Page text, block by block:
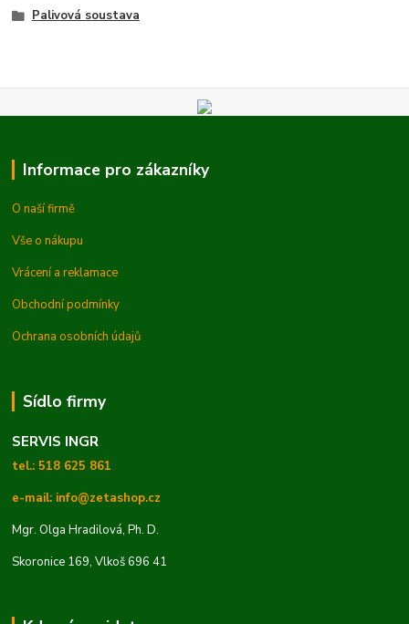
Palivová soustava
Informace pro zákazníky
O naší firmě
Vše o nákupu
Vrácení a reklamace
Obchodní podmínky
Ochrana osobních údajů
Sídlo firmy
SERVIS INGR
tel.: 518 625 861
e-mail: info@zetashop.cz
Mgr. Olga Hradilová, Ph. D.
Skoronice 169, Vlkoš 696 41